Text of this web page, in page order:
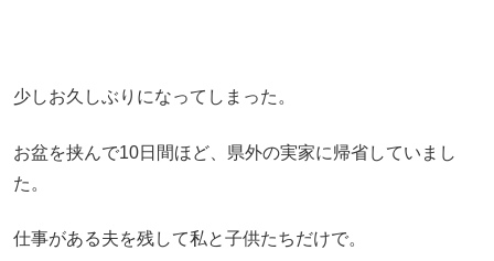
少しお久しぶりになってしまった。
お盆を挟んで10日間ほど、県外の実家に帰省していまし
た。
仕事がある夫を残して私と子供たちだけで。